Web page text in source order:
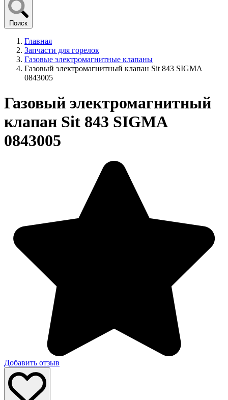
Поиск
Главная
Запчасти для горелок
Газовые электромагнитные клапаны
Газовый электромагнитный клапан Sit 843 SIGMA
0843005
Газовый электромагнитный
клапан Sit 843 SIGMA
0843005
Добавить отзыв